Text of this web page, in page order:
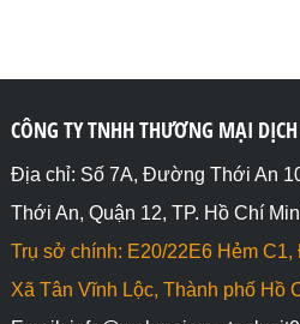
CÔNG TY TNHH THƯƠNG MẠI
Địa chỉ: Số 7A, Đường Thới An
Thới An, Quận 12, TP. Hồ Chí
Trụ sở chính: E20/22E6 Hẻm
Xã Tân Vĩnh Lộc, Thành phố Hồ